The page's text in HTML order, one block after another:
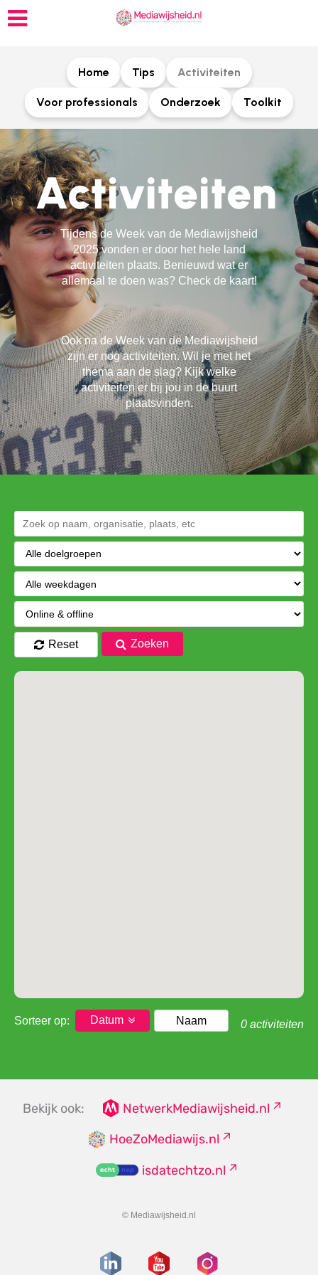
Home Tips Activiteiten
Voor professionals Onderzoek Toolkit
Tijdens de Week van de Mediawijsheid
2025 vonden er door het hele land
activiteiten plaats. Benieuwd wat er
allemaal te doen was? Check de kaart!
Ook na de Week van de Mediawijsheid
zijn er nog activiteiten. Wil je met het
thema aan de slag? Kijk welke
activiteiten er bij jou in de buurt
plaatsvinden.
Reset Zoeken
0 activiteiten
Sorteer op: Datum Naam
Bekijk ook:
NetwerkMediawijsheid.nl
HoeZoMediawijs.nl
isdatechtzo.nl
© Mediawijsheid.nl